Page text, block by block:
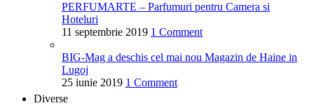
PERFUMARTE – Parfumuri pentru Camera si
Hoteluri
11 septembrie 2019 1 Comment
BIG-Mag a deschis cel mai nou Magazin de Haine in
Lugoj
25 iunie 2019 1 Comment
Diverse